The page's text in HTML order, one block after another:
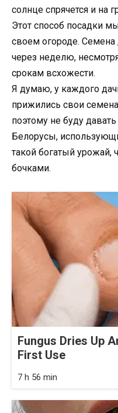
солнце спрячется и на
Этот способ посадки
своем огороде. Семена
через неделю,
срокам всхожести.
Я думаю, у каждого
прижились свои
поэтому не буду
Белорусы,
такой богатый урожай,
бочками.
Fungus Dries Up
First Use
7 h 56 min